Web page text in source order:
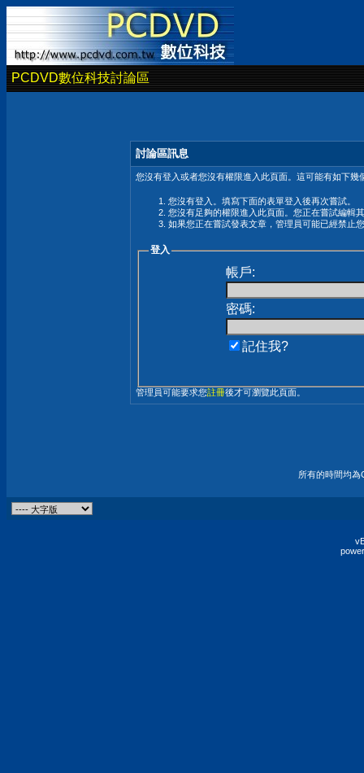
PCDVD數位科技討論區
討論區訊息
您沒有登入或者您沒有權限進入此頁面。這可能有如下幾
您沒有登入。填寫下面的表單登入後再次嘗試。
您沒有足夠的權限進入此頁面。您正在嘗試編輯
如果您正在嘗試發表文章，管理員可能已經禁止
登入
帳戶:
密碼:
記住我?
管理員可能要求您註冊後才可瀏覽此頁面。
所有的時間均為